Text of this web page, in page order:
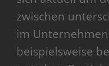
zwischen
im
beispielsweise